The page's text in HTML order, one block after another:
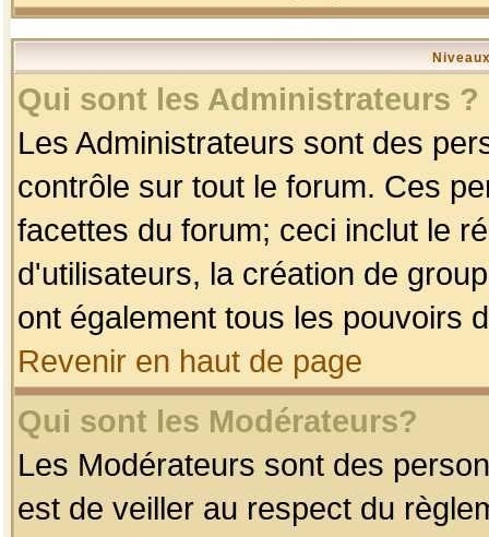
Qui sont les Administrateurs ?
Les Administrateurs sont des
contrôle sur tout le forum. Ces
facettes du forum; ceci inclut le
d'utilisateurs, la création de
ont également tous les pouvoirs
Revenir en haut de page
Qui sont les Modérateurs?
Les Modérateurs sont des
est de veiller au respect du